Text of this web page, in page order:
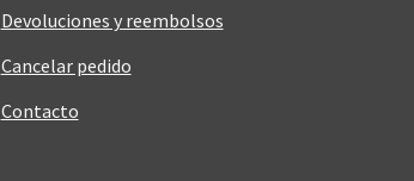
Devoluciones y reembolsos
Cancelar pedido
Contacto